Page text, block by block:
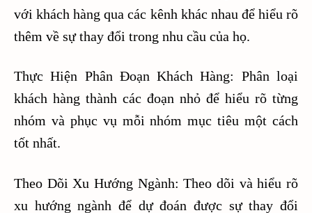
với khách hàng qua các kênh khác nhau để hiểu rõ
thêm về sự thay đổi trong nhu cầu của họ.
Thực Hiện Phân Đoạn Khách Hàng: Phân loại
khách hàng thành các đoạn nhỏ để hiểu rõ từng
nhóm và phục vụ mỗi nhóm mục tiêu một cách
tốt nhất.
Theo Dõi Xu Hướng Ngành: Theo dõi và hiểu rõ
xu hướng ngành để dự đoán được sự thay đổi